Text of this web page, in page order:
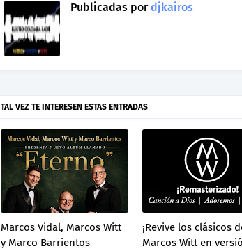
Publicadas pordjkairos
TAL VEZ TE INTERESEN ESTAS ENTRADAS
Marcos Vidal, Marcos Witt
y Marco Barrientos
¡Revive los clásicos
Marcos Witt en